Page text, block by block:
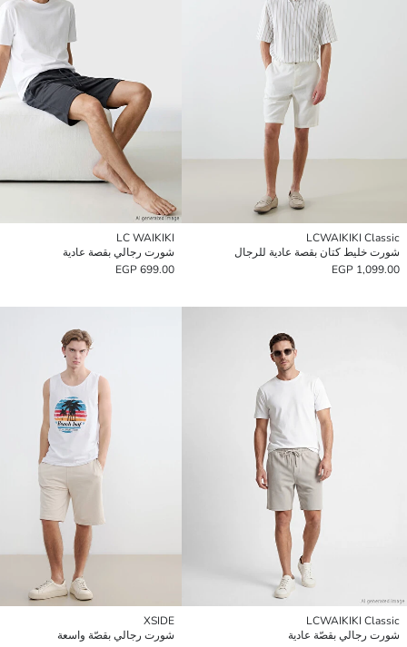
LCWAIKIKI Classic
شورت خليط كتان بقصة عادية للرجال
1,099.00 EGP
LC WAIKIKI
شورت رجالي بقصة عادية
699.00 EGP
LCWAIKIKI Classic
شورت رجالي بقصّة عادية
XSIDE
شورت رجالي بقصّة واسعة